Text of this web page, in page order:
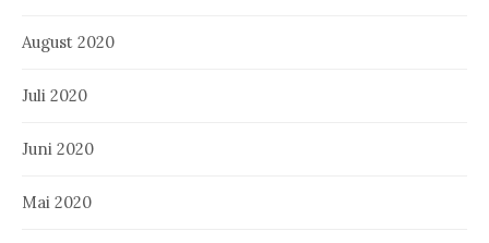
August 2020
Juli 2020
Juni 2020
Mai 2020